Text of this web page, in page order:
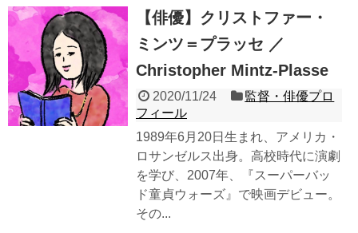
【俳優】クリストファー・
ミンツ＝プラッセ ／
Christopher Mintz-Plasse
2020/11/24
監督・俳優プロ
フィール
1989年6月20日生まれ、アメリカ・
ロサンゼルス出身。高校時代に演劇
を学び、2007年、『スーパーバッ
ド童貞ウォーズ』で映画デビュー。
その...